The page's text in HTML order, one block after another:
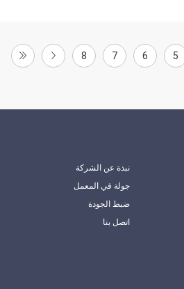
5
6
7
8
نبذة عن الشركة
جولة في المعمل
ضبط الجودة
اتصل بنا